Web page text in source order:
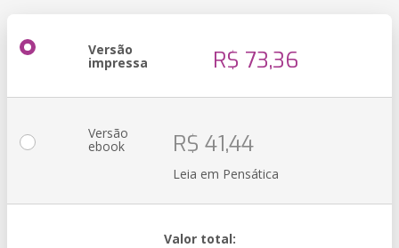
Versão
impressa R$ 73,36
Versão
ebook R$ 41,44
Leia em Pensática
Valor total: